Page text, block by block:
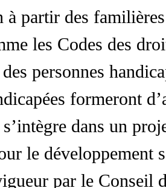
partir des
les Codes des
personnes
formeront
dans un
le développement
par le Conseil